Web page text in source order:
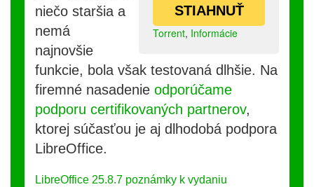
STIAHNUŤ
Torrent, Informácie
niečo staršia a
nemá
najnovšie
funkcie, bola však testovaná dlhšie. Na
firemné nasadenie odporúčame
podporu certifikovaných partnerov,
ktorej súčasťou je aj dlhodobá podpora
LibreOffice.
LibreOffice 25.8.7 poznámky k vydaniu